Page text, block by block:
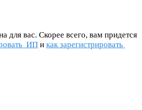
для вас. Скорее всего, вам придется
ИП и как зарегистрировать